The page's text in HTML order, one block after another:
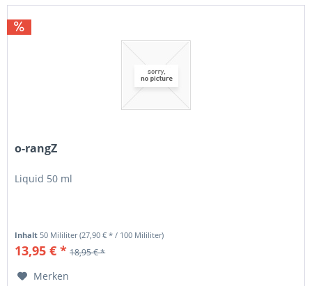
o-rangZ
Liquid 50 ml
Inhalt 50 Mililiter(27,90 € * / 100 Mililiter)
13,95 € * 18,95 € *
Merken